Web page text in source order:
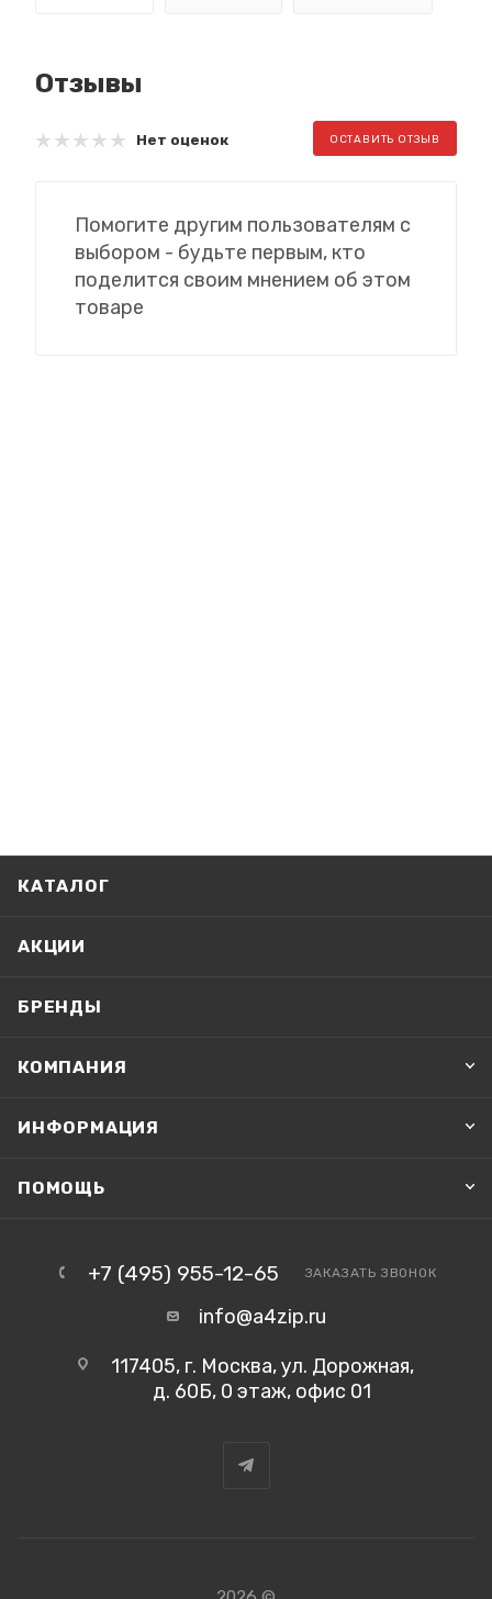
Отзывы
Нет оценок ОСТАВИТЬ ОТЗЫВ
Помогите другим пользователям с
выбором - будьте первым, кто
поделится своим мнением об этом
товаре
КАТАЛОГ
АКЦИИ
БРЕНДЫ
КОМПАНИЯ
ИНФОРМАЦИЯ
ПОМОЩЬ
+7 (495) 955-12-65 ЗАКАЗАТЬ ЗВОНОК
info@a4zip.ru
117405, г. Москва, ул. Дорожная,
д. 60Б, 0 этаж, офис 01